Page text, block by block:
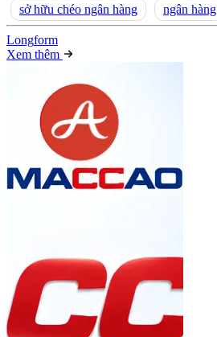
sở hữu chéo ngân hàng
ngân hàng
Longform
Xem thêm